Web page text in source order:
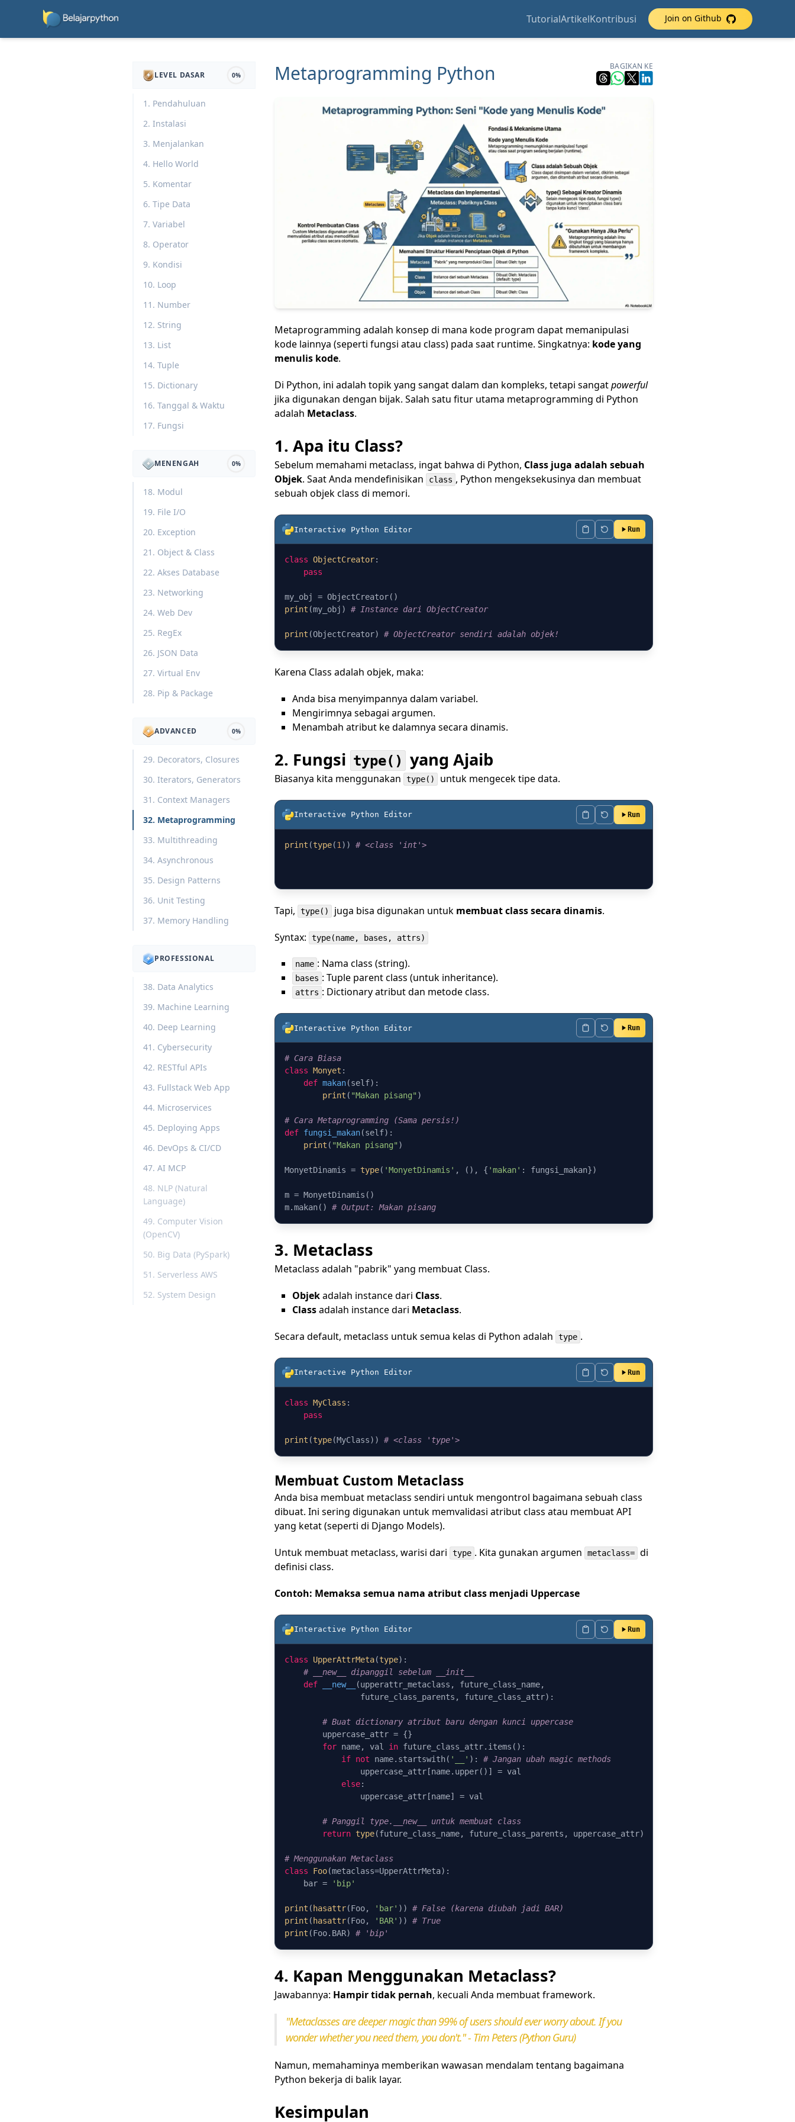
TutorialArtikelKontribusi Join on Github
LEVEL DASAR 0%
1. Pendahuluan
2. Instalasi
3. Menjalankan
4. Hello World
5. Komentar
6. Tipe Data
7. Variabel
8. Operator
9. Kondisi
10. Loop
11. Number
12. String
13. List
14. Tuple
15. Dictionary
16. Tanggal & Waktu
17. Fungsi
MENENGAH 0%
18. Modul
19. File I/O
20. Exception
21. Object & Class
22. Akses Database
23. Networking
24. Web Dev
25. RegEx
26. JSON Data
27. Virtual Env
28. Pip & Package
ADVANCED 0%
29. Decorators, Closures
30. Iterators, Generators
31. Context Managers
32. Metaprogramming
33. Multithreading
34. Asynchronous
35. Design Patterns
36. Unit Testing
37. Memory Handling
PROFESSIONAL
38. Data Analytics
39. Machine Learning
40. Deep Learning
41. Cybersecurity
42. RESTful APIs
43. Fullstack Web App
44. Microservices
45. Deploying Apps
46. DevOps & CI/CD
47. AI MCP
48. NLP (Natural
Language)
49. Computer Vision
(OpenCV)
50. Big Data (PySpark)
51. Serverless AWS
52. System Design
Metaprogramming Python BAGIKAN KE
Metaprogramming adalah konsep di mana kode program dapat memanipulasi
kode lainnya (seperti fungsi atau class) pada saat runtime. Singkatnya: kode yang
menulis kode.
Di Python, ini adalah topik yang sangat dalam dan kompleks, tetapi sangatpowerful
jika digunakan dengan bijak. Salah satu fitur utama metaprogramming di Python
adalah Metaclass.
1. Apa itu Class?
Sebelum memahami metaclass, ingat bahwa di Python, Class juga adalah sebuah
Objek. Saat Anda mendefinisikan class , Python mengeksekusinya dan membuat
sebuah objek class di memori.
Interactive Python Editor Run
class ObjectCreator:
pass
print (my_obj) # Instance dari ObjectCreator
print (ObjectCreator) # ObjectCreator sendiri adalah objek!
Karena Class adalah objek, maka:
Anda bisa menyimpannya dalam variabel.
Mengirimnya sebagai argumen.
Menambah atribut ke dalamnya secara dinamis.
2. Fungsi type() yang Ajaib
Biasanya kita menggunakan type() untuk mengecek tipe data.
Interactive Python Editor Run
print (type(1 )) # <class 'int'>
Tapi, type() juga bisa digunakan untuk membuat class secara dinamis.
Syntax: type(name, bases, attrs)
name : Nama class (string).
bases : Tuple parent class (untuk inheritance).
attrs : Dictionary atribut dan metode class.
Interactive Python Editor Run
# Cara Biasa
class Monyet :
def makan(self):
print ( "Makan pisang" )
# Cara Metaprogramming (Sama persis!)
def fungsi_makan(self):
print ( "Makan pisang" )
MonyetDinamis = type( 'MonyetDinamis' , (), { 'makan' : fungsi_makan})
m = MonyetDinamis()
m.makan() # Output: Makan pisang
3. Metaclass
Metaclass adalah "pabrik" yang membuat Class.
Objekadalah instance dari Class.
Classadalah instance dari Metaclass.
Secara default, metaclass untuk semua kelas di Python adalah type .
Interactive Python Editor Run
class MyClass :
pass
print (type(MyClass)) # <class 'type'>
Membuat Custom Metaclass
Anda bisa membuat metaclass sendiri untuk mengontrol bagaimana sebuah class
dibuat. Ini sering digunakan untuk memvalidasi atribut class atau membuat API
yang ketat (seperti di Django Models).
Untuk membuat metaclass, warisi dari type . Kita gunakan argumen metaclass= di
definisi class.
Contoh: Memaksa semua nama atribut class menjadi Uppercase
Interactive Python Editor Run
class UpperAttrMeta(type):
# __new__ dipanggil sebelum __init__
def
__new__ (upperattr_metaclass, future_class_name,
                future_class_parents, future_class_attr
):
# Buat dictionary atribut baru dengan kunci uppercase
        uppercase_attr = {}
for name, val in future_class_attr.items():
if not name.startswith( '__' ): # Jangan ubah magic methods
                uppercase_attr[name.upper()] = val
else:
                uppercase_attr[name] = val
# Panggil type.__new__ untuk membuat class
return type(future_class_name, future_class_parents, uppercase_attr)
# Menggunakan Metaclass
class
Foo(metaclass=UpperAttrMeta):
    bar =
'bip'
print (hasattr(Foo, 'bar' )) # False (karena diubah jadi BAR)
print (hasattr(Foo, 'BAR' )) # True
print (Foo.BAR) # 'bip'
4. Kapan Menggunakan Metaclass?
Jawabannya: Hampir tidak pernah, kecuali Anda membuat framework.
"Metaclasses are deeper magic than 99% of users should ever worry about. If you
wonder whether you need them, you don't." - Tim Peters (Python Guru)
Namun, memahaminya memberikan wawasan mendalam tentang bagaimana
Python bekerja di balik layar.
Kesimpulan